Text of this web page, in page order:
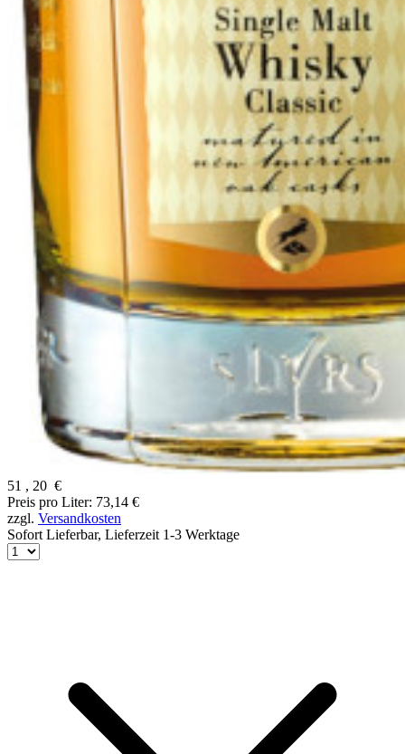
51 , 20 €
Preis pro Liter: 73,14 €
zzgl. Versandkosten
Sofort Lieferbar, Lieferzeit 1-3 Werktage